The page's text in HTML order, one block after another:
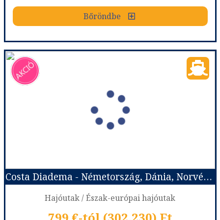
Bőröndbe
Bőröndbe
Costa Diadema - Németország, Dánia, Norvégia
Hajóutak
Észak-európai hajóutak
Utazás módja:Hajó
Ellátás:Teljes ellátás
Szálláskategória:Hajó kabin
Costa ár, The Interior (I1), 2 felnőtt
Időpont: 2027-04-30 | 7 éj Costa Diadema - Németország, Dánia, Norvégia
Hajóutak / Észak-európai hajóutak